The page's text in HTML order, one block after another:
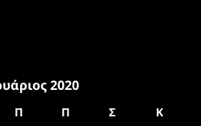
2020
Π Π Σ
Κ